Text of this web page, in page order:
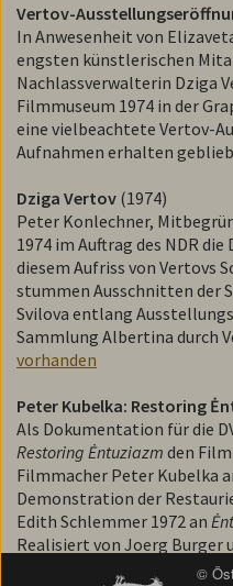
Vertov-
In Anwesenheit von
engsten künstlerischen
Nachlassverwalterin Dziga
Filmmuseum 1974 in der
eine vielbeachtete Vertov-
Aufnahmen erhalten
Dziga Vertov (1974)
Peter Konlechner,
1974 im Auftrag des NDR
diesem Aufriss von Vertovs
stummen Ausschnitten der
Svilova entlang
Sammlung Albertina durch
vorhanden
Peter Kubelka: Restoring
Als Dokumentation für die
Restoring Ėntuziazm den
Filmmacher Peter Kubelka
Demonstration der
Edith Schlemmer 1972 an Ė
Realisiert von Joerg Burger
©